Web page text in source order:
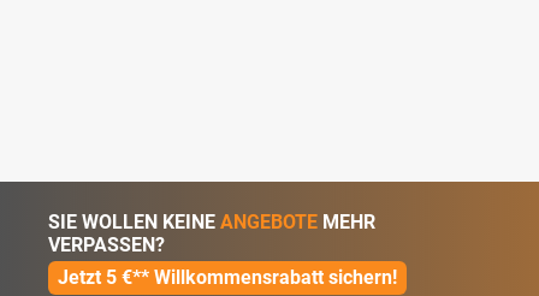
SIE WOLLEN KEINE ANGEBOTE MEHR
VERPASSEN?
Jetzt 5 €** Willkommensrabatt sichern!